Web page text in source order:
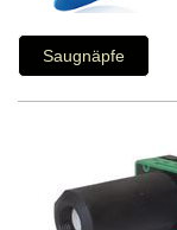
Saugnäpfe